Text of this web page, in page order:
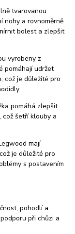
tvarovanou
nohy a rovnoměrně
bolest a zlepšit
vyrobeny z
pomáhají udržet
což je důležité pro
pomáhá zlepšit
což šetří klouby a
mají
je důležité pro
s postavením
pohodlí a
při chůzi a